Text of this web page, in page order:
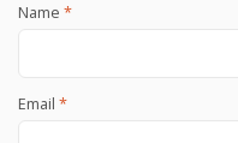
Name *
Email *